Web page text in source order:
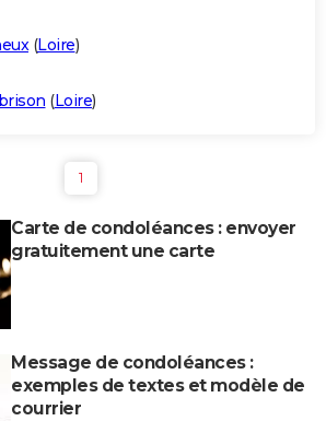
(Loire)
(Loire)
1
Carte de condoléances : envoyer
gratuitement une carte
Message de condoléances :
exemples de textes et modèle de
courrier